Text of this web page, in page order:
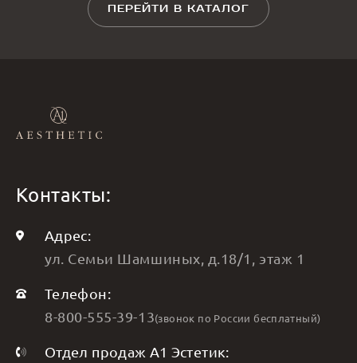
ПЕРЕЙТИ В КАТАЛОГ
Контакты:
Адрес:
ул. Семьи Шамшиных, д.18/1, этаж 1
Телефон:
8-800-555-39-13(звонок по России бесплатный)
Отдел продаж А1 Эстетик: